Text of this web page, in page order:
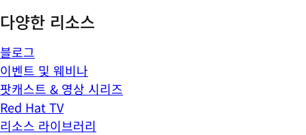
다양한 리소스
블로그
이벤트 및 웨비나
팟캐스트 & 영상 시리즈
Red Hat TV
리소스 라이브러리